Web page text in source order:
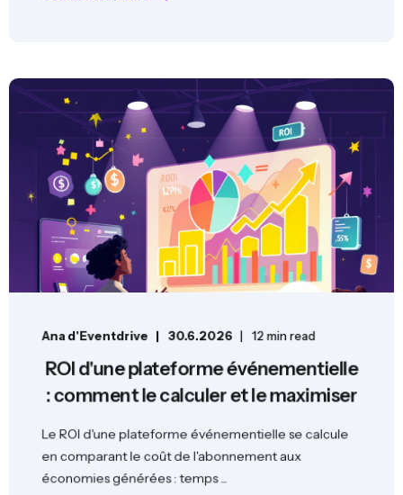
Ana d'Eventdrive 30.6.2026 12 min read
ROI d'une plateforme événementielle
: comment le calculer et le maximiser
Le ROI d'une plateforme événementielle se calcule
en comparant le coût de l'abonnement aux
économies générées : temps ...